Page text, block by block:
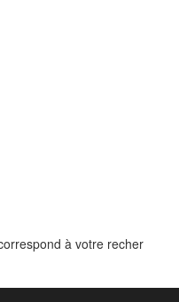
à votre recher